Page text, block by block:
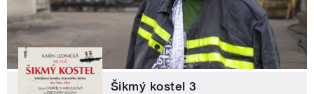
Šikmý kostel 3